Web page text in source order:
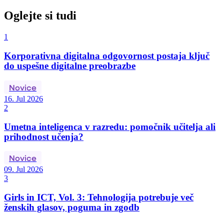
Oglejte si tudi
1
Korporativna digitalna odgovornost postaja ključ
do uspešne digitalne preobrazbe
Novice
16. Jul 2026
2
Umetna inteligenca v razredu: pomočnik učitelja ali
prihodnost učenja?
Novice
09. Jul 2026
3
Girls in ICT, Vol. 3: Tehnologija potrebuje več
ženskih glasov, poguma in zgodb